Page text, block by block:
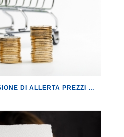
PREZZI: LA COMMISSIONE DI ALLERTA PREZZI CONTRO IL RISCHIO SPECULAZIONI.